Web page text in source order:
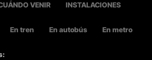
VENIR INSTALACIONES
En tren En autobús En metro